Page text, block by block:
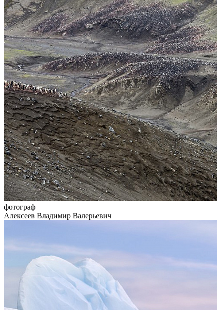
фотограф
Алексеев Владимир Валерьевич